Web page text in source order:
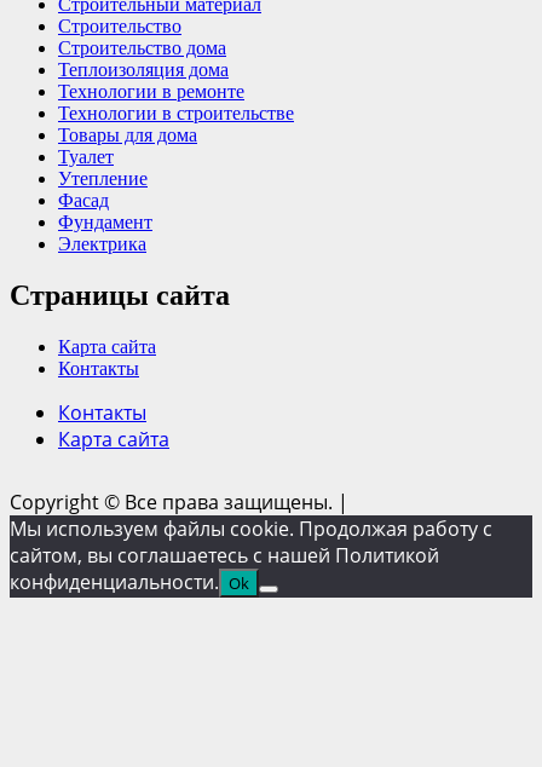
Строительный материал
Строительство
Строительство дома
Теплоизоляция дома
Технологии в ремонте
Технологии в строительстве
Товары для дома
Туалет
Утепление
Фасад
Фундамент
Электрика
Страницы сайта
Карта сайта
Контакты
Контакты
Карта сайта
Copyright © Все права защищены. |
Мы используем файлы cookie. Продолжая работу с
сайтом, вы соглашаетесь с нашей Политикой
конфиденциальности. Ok